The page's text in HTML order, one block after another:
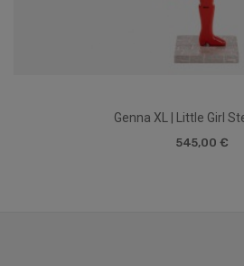
Genna XL | Little Girl
545,00 €